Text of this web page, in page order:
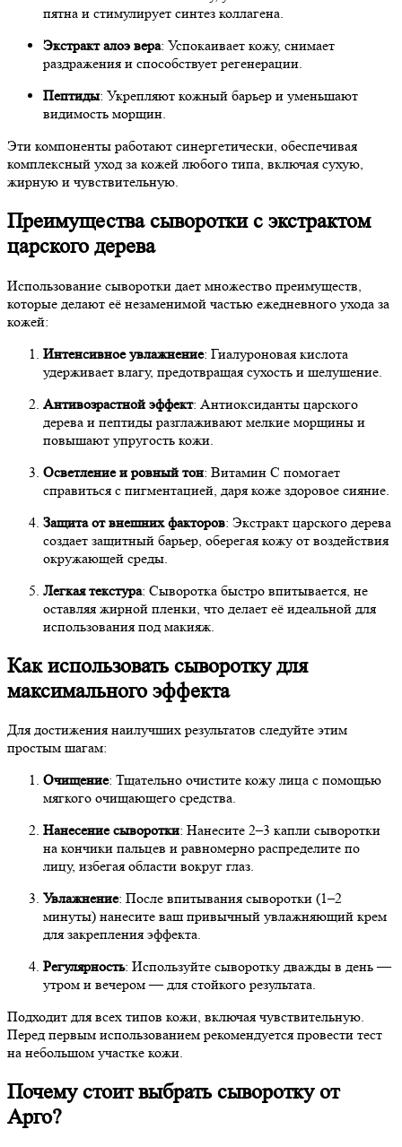
пятна и стимулирует синтез коллагена.
Экстракт алоэ вера: Успокаивает кожу, снимает
раздражения и способствует регенерации.
Пептиды: Укрепляют кожный барьер и уменьшают
видимость морщин.
Эти компоненты работают синергетически, обеспечивая
комплексный уход за кожей любого типа, включая сухую,
жирную и чувствительную.
Преимущества сыворотки с экстрактом
царского дерева
Использование сыворотки дает множество преимуществ,
которые делают её незаменимой частью ежедневного ухода за
кожей:
Интенсивное увлажнение: Гиалуроновая кислота
удерживает влагу, предотвращая сухость и шелушение.
Антивозрастной эффект: Антиоксиданты царского
дерева и пептиды разглаживают мелкие морщины и
повышают упругость кожи.
Осветление и ровный тон: Витамин С помогает
справиться с пигментацией, даря коже здоровое сияние.
Защита от внешних факторов: Экстракт царского дерева
создает защитный барьер, оберегая кожу от воздействия
окружающей среды.
Легкая текстура: Сыворотка быстро впитывается, не
оставляя жирной пленки, что делает её идеальной для
использования под макияж.
Как использовать сыворотку для
максимального эффекта
Для достижения наилучших результатов следуйте этим
простым шагам:
Очищение: Тщательно очистите кожу лица с помощью
мягкого очищающего средства.
Нанесение сыворотки: Нанесите 2–3 капли сыворотки
на кончики пальцев и равномерно распределите по
лицу, избегая области вокруг глаз.
Увлажнение: После впитывания сыворотки (1–2
минуты) нанесите ваш привычный увлажняющий крем
для закрепления эффекта.
Регулярность: Используйте сыворотку дважды в день —
утром и вечером — для стойкого результата.
Подходит для всех типов кожи, включая чувствительную.
Перед первым использованием рекомендуется провести тест
на небольшом участке кожи.
Почему стоит выбрать сыворотку от
Арго?